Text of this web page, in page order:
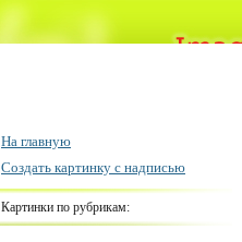
На главную
Создать картинку с надписью
Картинки по рубрикам: